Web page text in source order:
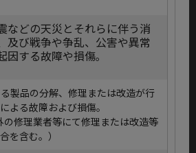
などの天災とそれらに伴う消
及び戦争や争乱、公害や異常
因する故障や損傷｡
製品の分解、修理または改造が行
よる故障および損傷。
の修理業者等にて修理または改造等
を含む。）